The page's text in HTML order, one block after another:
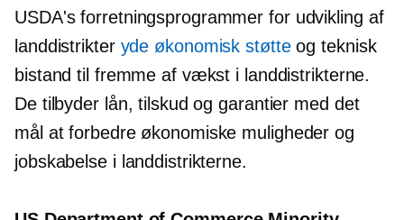
USDA's forretningsprogrammer for udvikling af
landdistrikter yde økonomisk støtteog teknisk
bistand til fremme af vækst i landdistrikterne.
De tilbyder lån, tilskud og garantier med det
mål at forbedre økonomiske muligheder og
jobskabelse i landdistrikterne.